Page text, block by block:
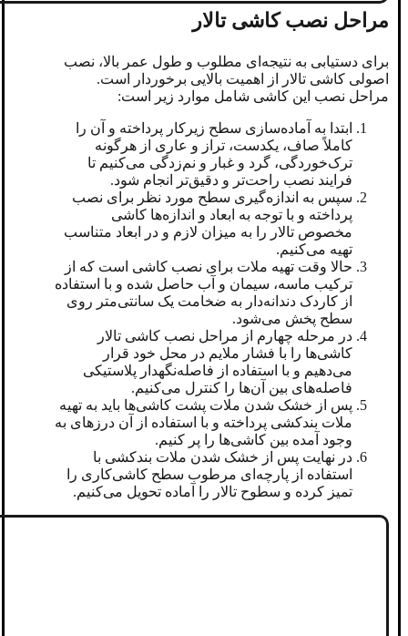
مراحل نصب کاشی تالار
برای دستیابی به نتیجه‌ای مطلوب و طول عمر بالا، نصب
اصولی کاشی تالار از اهمیت بالایی برخوردار است.
مراحل نصب این کاشی شامل موارد زیر است:
ابتدا به آماده‌سازی سطح زیرکار پرداخته و آن را
کاملاً صاف، یکدست، تراز و عاری از هرگونه
ترک‌خوردگی، گرد و غبار و نم‌زدگی می‌کنیم تا
فرایند نصب راحت‌تر و دقیق‌تر انجام شود.
سپس به اندازه‌گیری سطح مورد نظر برای نصب
پرداخته و با توجه به ابعاد و اندازه‌ها کاشی
مخصوص تالار را به میزان لازم و در ابعاد متناسب
تهیه می‌کنیم.
حالا وقت تهیه ملات برای نصب کاشی است که از
ترکیب ماسه، سیمان و آب حاصل شده و با استفاده
از کاردک دندانه‌دار به ضخامت یک سانتی‌متر روی
سطح پخش می‌شود.
در مرحله چهارم از مراحل نصب کاشی تالار
کاشی‌ها را با فشار ملایم در محل خود قرار
می‌دهیم و با استفاده از فاصله‌نگهدار پلاستیکی
فاصله‌های بین آن‌ها را کنترل می‌کنیم.
پس از خشک شدن ملات پشت کاشی‌ها باید به تهیه
ملات بندکشی پرداخته و با استفاده از آن درزهای به
وجود آمده بین کاشی‌ها را پر کنیم.
در نهایت پس از خشک شدن ملات بندکشی با
استفاده از پارچه‌ای مرطوب سطح کاشی‌کاری را
تمیز کرده و سطوح تالار را آماده تحویل می‌کنیم.